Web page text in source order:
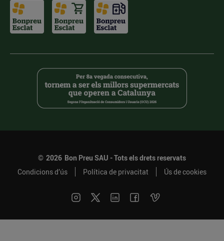
© 2026 Bon Preu SAU - Tots els drets reservats
Condicions d’ús
Política de privacitat Ús de cookies